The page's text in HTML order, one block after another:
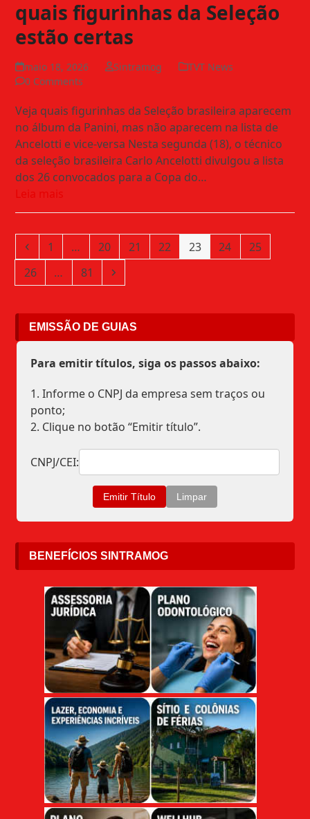
quais figurinhas da Seleção
estão certas
maio 18, 2026 Sintramog
TVT News
0 Comments
Veja quais figurinhas da Seleção brasileira aparecem
no álbum da Panini, mas não aparecem na lista de
Ancelotti e vice-versa Nesta segunda (18), o técnico
da seleção brasileira Carlo Ancelotti divulgou a lista
dos 26 convocados para a Copa do…
Leia mais
Previous
Page
1 … Page
20 Page
21 Page
22 Page
23 Page
24 Page
25
Page
26 … Page
81 Next
EMISSÃO DE GUIAS
Para emitir títulos, siga os passos abaixo:
1. Informe o CNPJ da empresa sem traços ou
ponto;
2. Clique no botão “Emitir título”.
CNPJ/CEI:
BENEFÍCIOS SINTRAMOG